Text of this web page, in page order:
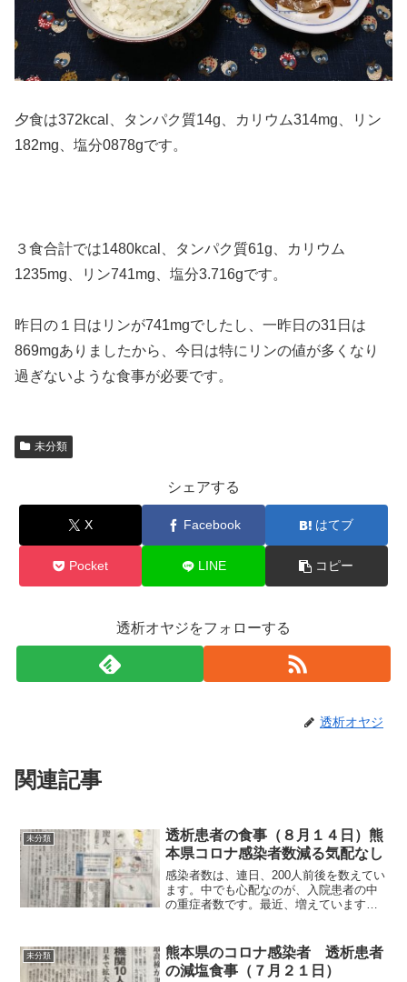
夕食は372kcal、タンパク質14g、カリウム314mg、リン
182mg、塩分0878gです。
３食合計では1480kcal、タンパク質61g、カリウム
1235mg、リン741mg、塩分3.716gです。
昨日の１日はリンが741mgでしたし、一昨日の31日は
869mgありましたから、今日は特にリンの値が多くなり
過ぎないような食事が必要です。
未分類
シェアする
X Facebook はてブ
Pocket LINE コピー
透析オヤジをフォローする
透析オヤジ
関連記事
未分類
透析患者の食事（８月１４日）熊
本県コロナ感染者数減る気配なし
感染者数は、連日、200人前後を数えてい
ます。中でも心配なのが、入院患者の中
の重症者数です。最近、増えています
83gで、頭と尻尾を切り落とし、焼いた後
の重さが66gでし...
未分類
熊本県のコロナ感染者 透析患者
の減塩食事（７月２１日）